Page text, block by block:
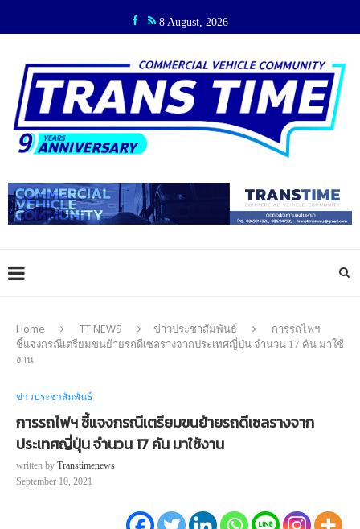
8 August, 2026
Home TT NEWS ข่าวประชาสัมพันธ์
การรถไฟฯ
ชี้แจงกรณีเตรียมขนย้ายรถดีเซลรางจากประเทศญี่ปุ่น จำนวน 17 คัน มาใช้
งาน
ข่าวประชาสัมพันธ์
การรถไฟฯ ชี้แจงกรณีเตรียมขนย้ายรถดีเซลรางจาก
ประเทศญี่ปุ่น จำนวน 17 คัน มาใช้งาน
written by Transtimenews
September 10, 2021